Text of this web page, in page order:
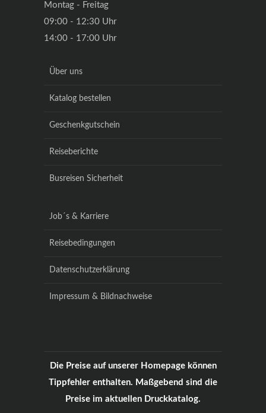
Montag - Freitag
09:00 - 12:30 Uhr
14:00 - 17:00 Uhr
Über uns
Katalog bestellen
Geschenkgutschein
Reiseberichte
Busreisen Sicherheit
Job´s & Karriere
Reisebedingungen
Datenschutzerklärung
Impressum & Bildnachweise
Die Preise auf unserer Homepage können
Tippfehler enthalten. Maßgebend sind die
Preise im aktuellen Druckkatalog.